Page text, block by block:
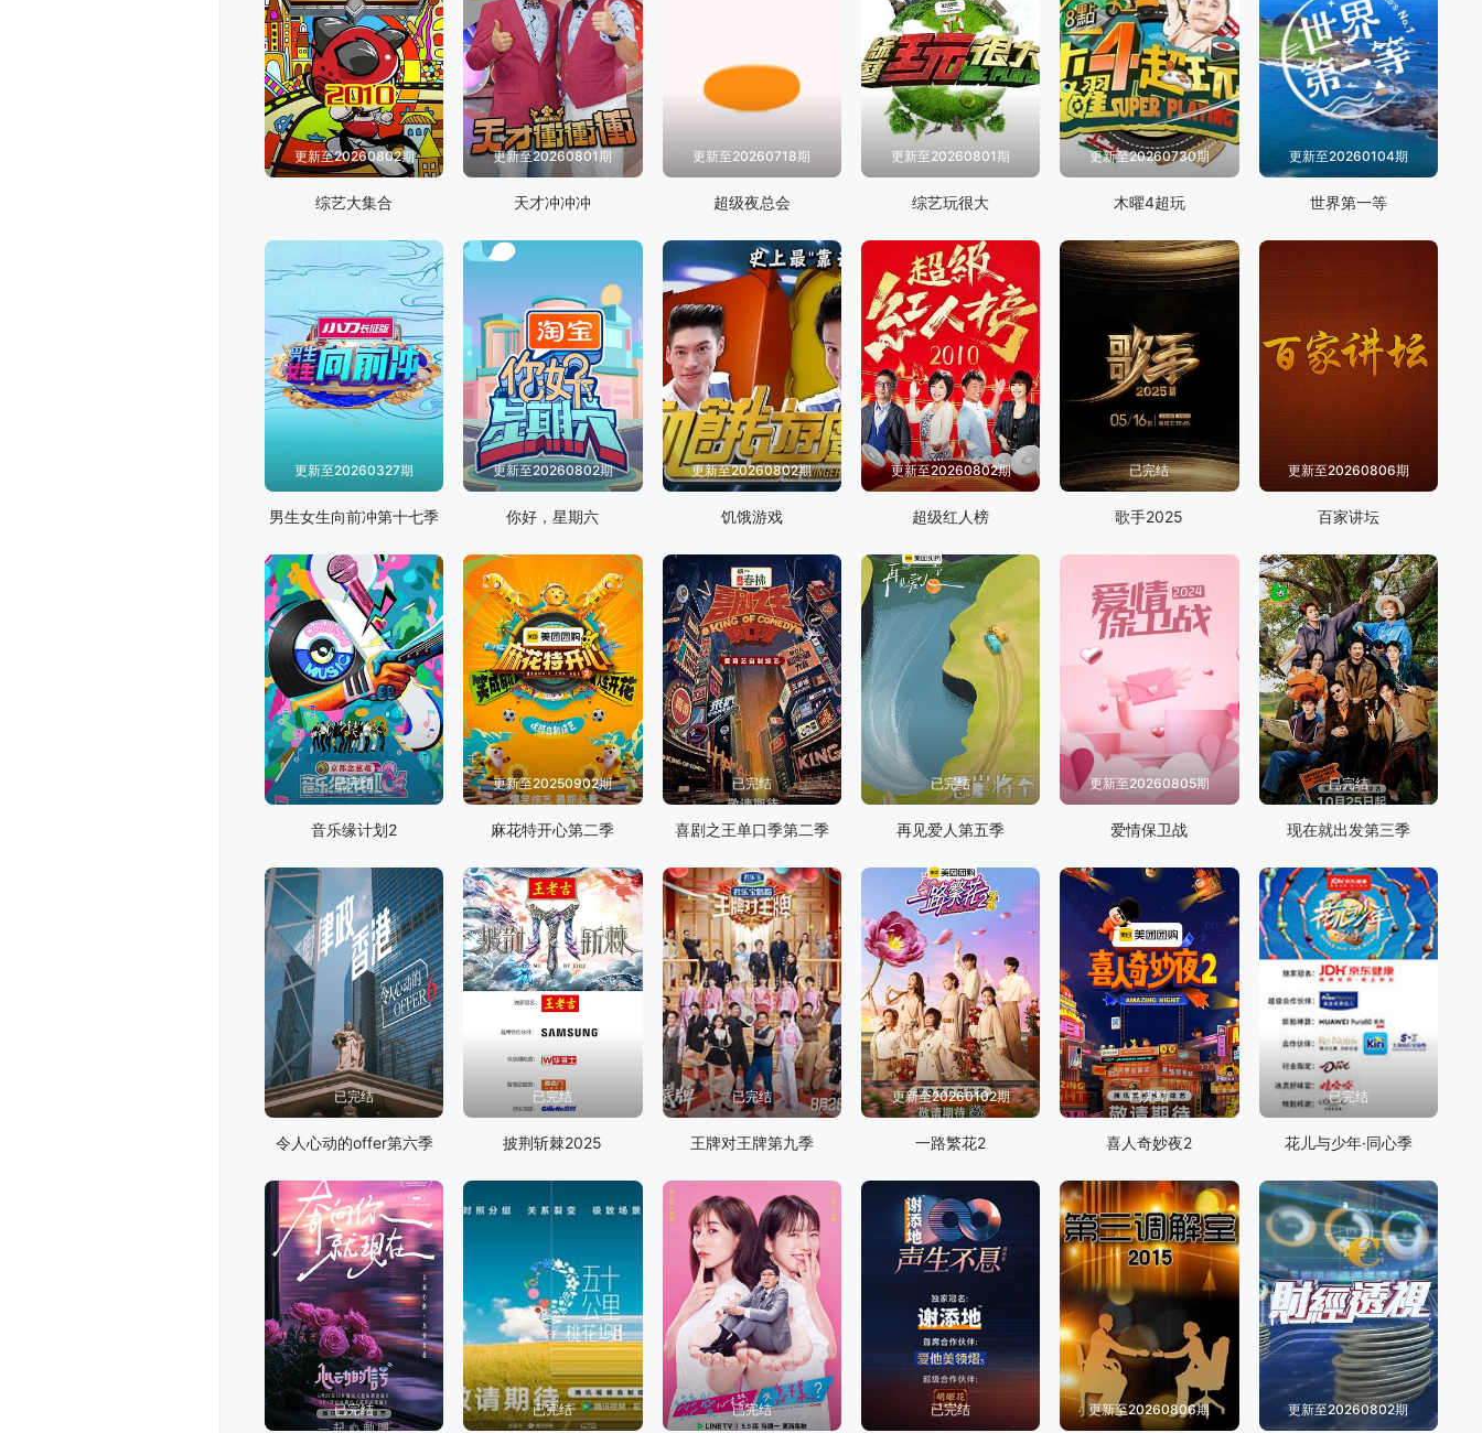
更新至20260802期
综艺大集合
更新至20260801期
天才冲冲冲
更新至20260718期
超级夜总会
更新至20260801期
综艺玩很大
更新至20260730期
木曜4超玩
更新至20260104期
世界第一等
更新至20260327期
男生女生向前冲第十七季
更新至20260802期
你好，星期六
更新至20260802期
饥饿游戏
更新至20260802期
超级红人榜
已完结
歌手2025
更新至20260806期
百家讲坛
已完结
音乐缘计划2
更新至20250902期
麻花特开心第二季
已完结
喜剧之王单口季第二季
已完结
再见爱人第五季
更新至20260805期
爱情保卫战
已完结
现在就出发第三季
已完结
令人心动的offer第六季
已完结
披荆斩棘2025
已完结
王牌对王牌第九季
更新至20260102期
一路繁花2
已完结
喜人奇妙夜2
已完结
花儿与少年·同心季
已完结 已完结 已完结 已完结 更新至20260806期 更新至20260802期